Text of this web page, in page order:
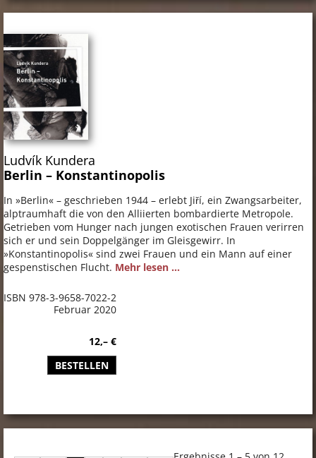
Ludvík Kundera
Berlin – Konstantinopolis
In »Berlin« – geschrieben 1944 – erlebt Jiří, ein Zwangsarbeiter,
alptraumhaft die von den Alliierten bombardierte Metropole.
Getrieben vom Hunger nach jungen exotischen Frauen verirren
sich er und sein Doppelgänger im Gleisgewirr. In
»Konstantinopolis« sind zwei Frauen und ein Mann auf einer
gespenstischen Flucht. Mehr lesen ...
ISBN 978-3-9658-7022-2
Februar 2020
12,– €
BESTELLEN